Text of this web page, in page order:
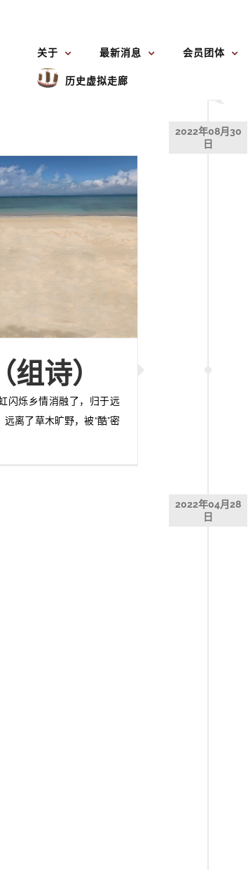
关于
最新消息 会员团体
历史虚拟走廊
2022年08月30
日
诗）
闪烁乡情消融了，归于远
离了草木旷野，被“酷”密
2022年04月28
日